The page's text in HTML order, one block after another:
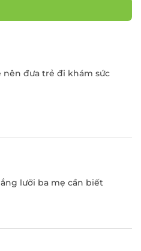
nên đưa trẻ đi khám sức
lưỡi ba mẹ cần biết